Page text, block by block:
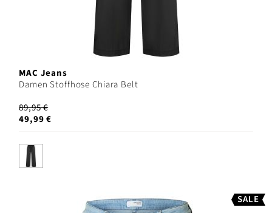
MAC Jeans
Damen Stoffhose Chiara Belt
89,95 €
49,99 €
SALE